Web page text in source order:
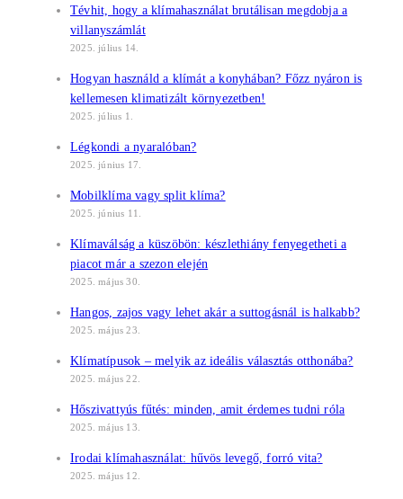
Tévhit, hogy a klímahasználat brutálisan megdobja a
villanyszámlát
2025. július 14.
Hogyan használd a klímát a konyhában? Főzz nyáron is
kellemesen klimatizált környezetben!
2025. július 1.
Légkondi a nyaralóban?
2025. június 17.
Mobilklíma vagy split klíma?
2025. június 11.
Klímaválság a küszöbön: készlethiány fenyegetheti a
piacot már a szezon elején
2025. május 30.
Hangos, zajos vagy lehet akár a suttogásnál is halkabb?
2025. május 23.
Klímatípusok – melyik az ideális választás otthonába?
2025. május 22.
Hőszivattyús fűtés: minden, amit érdemes tudni róla
2025. május 13.
Irodai klímahasználat: hűvös levegő, forró vita?
2025. május 12.